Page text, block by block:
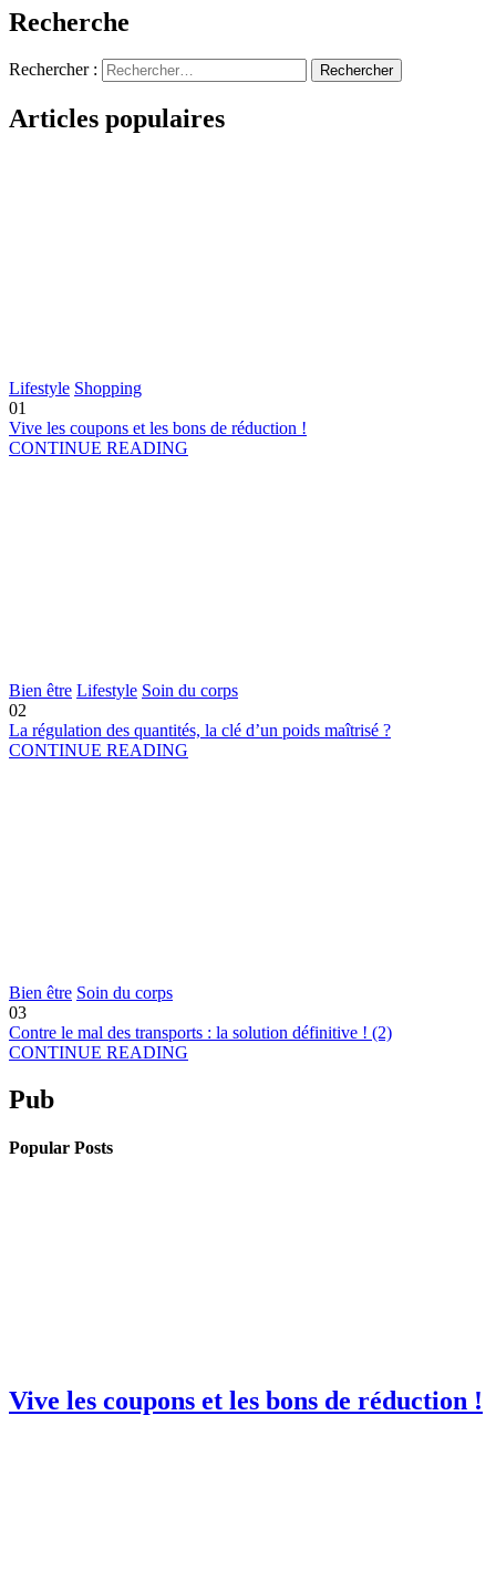
Recherche
Rechercher :
Articles populaires
Lifestyle Shopping
01
Vive les coupons et les bons de réduction !
CONTINUE READING
Bien être Lifestyle Soin du corps
02
La régulation des quantités, la clé d’un poids maîtrisé ?
CONTINUE READING
Bien être Soin du corps
03
Contre le mal des transports : la solution définitive ! (2)
CONTINUE READING
Pub
Popular Posts
Vive les coupons et les bons de réduction !